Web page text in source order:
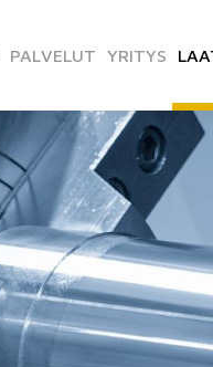
PALVELUT YRITYS